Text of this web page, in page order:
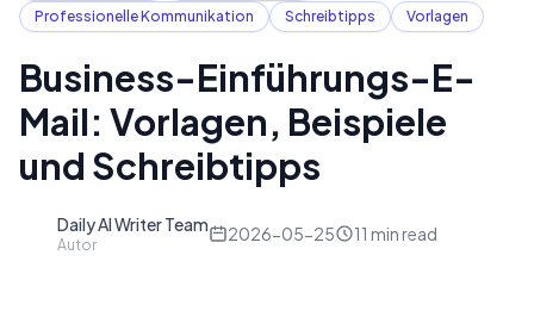
Professionelle Kommunikation
Schreibtipps Vorlagen
Business-Einführungs-E-
Mail: Vorlagen, Beispiele
und Schreibtipps
Daily AI Writer Team
Autor
2026-05-25 11 min read